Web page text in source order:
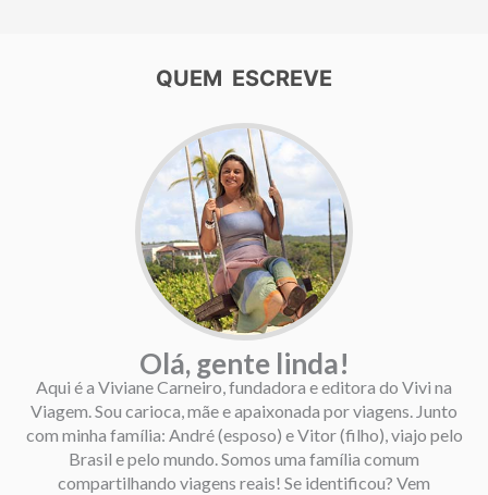
QUEM ESCREVE
Olá, gente linda!
Aqui é a Viviane Carneiro, fundadora e editora do Vivi na
Viagem. Sou carioca, mãe e apaixonada por viagens. Junto
com minha família: André (esposo) e Vitor (filho), viajo pelo
Brasil e pelo mundo. Somos uma família comum
compartilhando viagens reais! Se identificou? Vem